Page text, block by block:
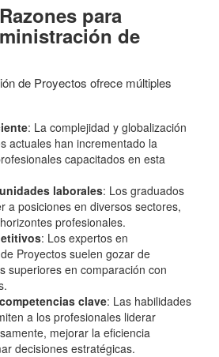
para
de
de Proyectos ofrece múltiples
: La complejidad y globalización
actuales han incrementado la
capacitados en esta
laborales: Los graduados
a posiciones en diversos sectores,
profesionales.
: Los expertos en
Proyectos suelen gozar de
superiores en comparación con
clave: Las habilidades
a los profesionales liderar
mejorar la eficiencia
decisiones estratégicas.